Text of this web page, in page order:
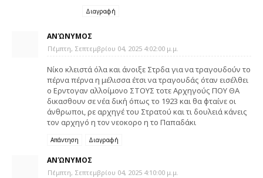
Διαγραφή
ΑΝΏΝΥΜΟΣ
Πέμπτη, Σεπτεμβρίου 04, 2025 4:02:00 μ.μ.
Νίκο κλειστά όλα και άνοιξε Στρδα για να τραγουδούν το
πέρνα πέρνα η μέλισσα έτσι να τραγουδάς όταν εισέλθει
ο Ερντογαν αλλοίμονο ΣΤΟΥΣ τοτε Αρχηγούς ΠΟΥ ΘΑ
δικασθουν σε νέα δική όπως το 1923 και θα φταίνε οι
άνθρωποι, ρε αρχηγέ του Στρατού και τι δουλειά κάνεις
τον αρχηγό η τον νεοκορο η το Παπαδάκι
Απάντηση Διαγραφή
ΑΝΏΝΥΜΟΣ
Πέμπτη, Σεπτεμβρίου 04, 2025 4:10:00 μ.μ.